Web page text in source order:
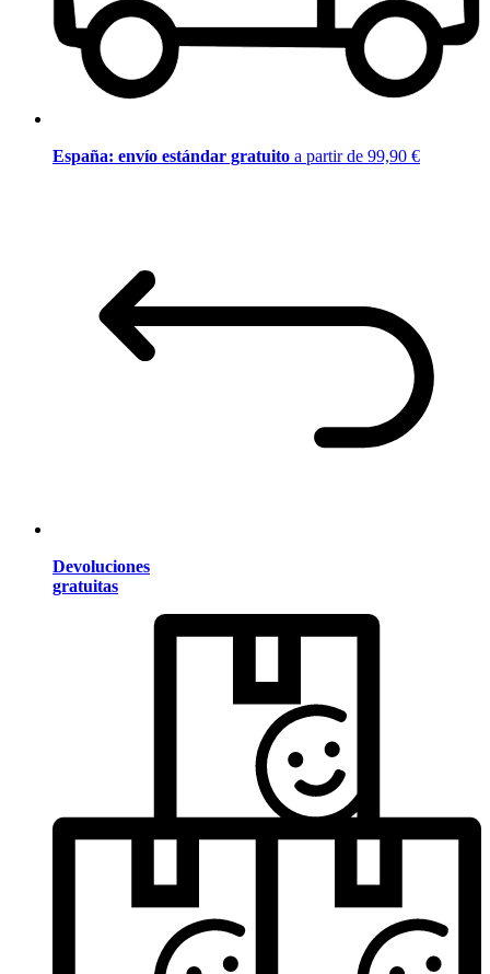
España: envío estándar gratuito a partir de 99,90 €
Devoluciones
gratuitas